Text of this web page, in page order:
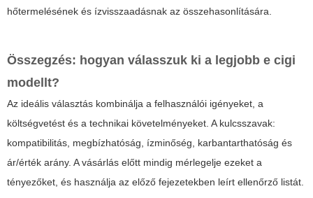
hőtermelésének és ízvisszaadásnak az összehasonlítására.
Összegzés: hogyan válasszuk ki a legjobb e cigi
modellt?
Az ideális választás kombinálja a felhasználói igényeket, a
költségvetést és a technikai követelményeket. A kulcsszavak:
kompatibilitás, megbízhatóság, ízminőség, karbantarthatóság és
ár/érték arány. A vásárlás előtt mindig mérlegelje ezeket a
tényezőket, és használja az előző fejezetekben leírt ellenőrző listát.